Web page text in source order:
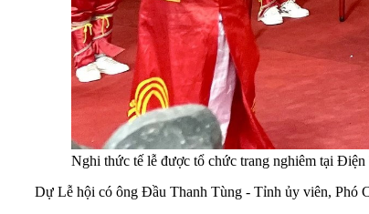
Nghi thức tế lễ được tổ chức trang nghiêm tại
Dự Lễ hội có ông Đầu Thanh Tùng - Tỉnh ủy viên, Phó